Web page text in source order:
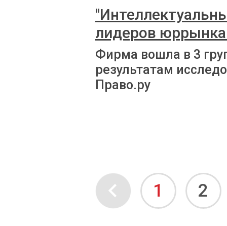
лидеров
Фирма вошла в 3
результатам
Право.ру
1 2